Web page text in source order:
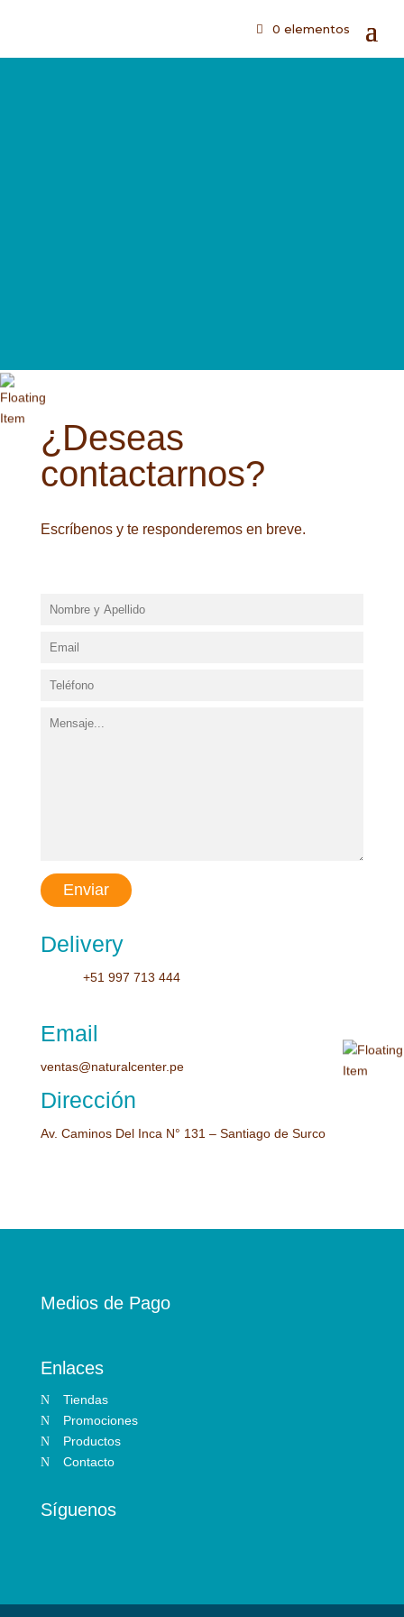
0 elementos
¿Deseas
contactarnos?
Escríbenos y te responderemos en breve.
Delivery
+51 997 713 444
Email
ventas@naturalcenter.pe
Dirección
Av. Caminos Del Inca N° 131 – Santiago de Surco
Medios de Pago
Enlaces
N Tiendas
N Promociones
N Productos
N Contacto
Síguenos